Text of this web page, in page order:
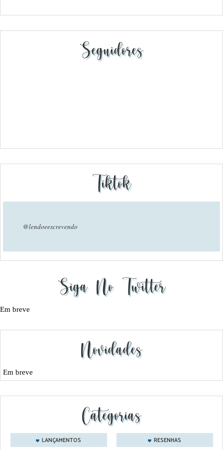
Seguidores
Tiktok
@lendoeescrevendo
Siga No Twitter
Em breve
Novidades
Em breve
Categorias
LANÇAMENTOS
RESENHAS